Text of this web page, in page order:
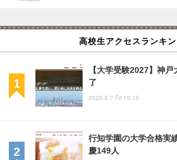
高校生アクセスランキ
【大学受験2027】神
了
2026.8.7 Fri 13:15
行知学園の大学合格実
慶149人